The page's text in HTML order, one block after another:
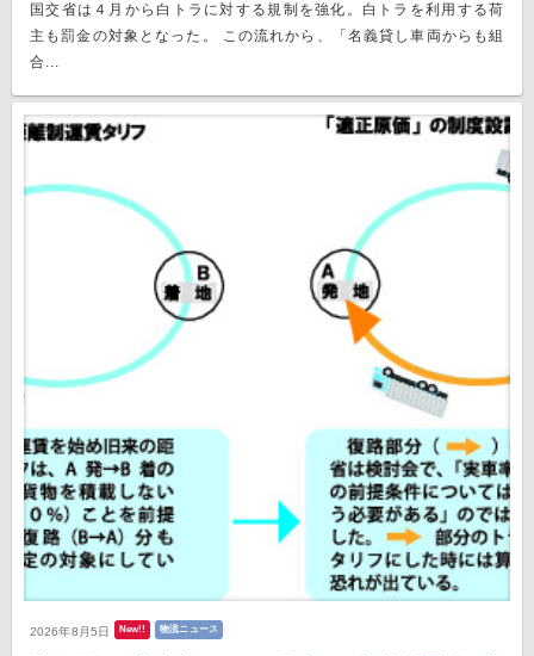
国交省は４月から白トラに対する規制を強化。白トラを利用する荷
主も罰金の対象となった。 この流れから、「名義貸し車両からも組
合...
2026年8月5日 New!! 物流ニュース